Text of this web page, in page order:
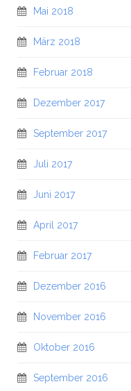
Mai 2018
März 2018
Februar 2018
Dezember 2017
September 2017
Juli 2017
Juni 2017
April 2017
Februar 2017
Dezember 2016
November 2016
Oktober 2016
September 2016